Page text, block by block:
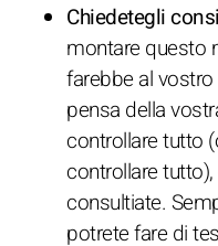
Chiedetegli
montare questo
farebbe al
pensa della
controllare tutto
controllare
consultiate.
potrete fare di